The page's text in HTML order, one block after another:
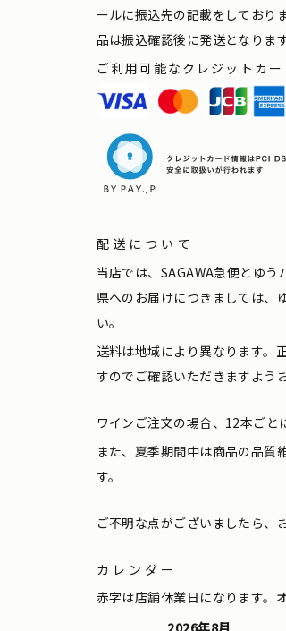
ールに振込先の記載をしており
品は振込確認後に発送となります
ご利用可能なクレジットカー
配送について
当店では、SAGAWA急便とゆ
県へのお届けにつきましては、
い。
送料は地域により異なります。
すのでご確認いただきますよう
ワインご注文の場合、12本ごと
また、夏季期間中は商品の品質
す。
ご不明な点がございましたら、
カレンダー
赤字は店舗休業日になります。
2026年8月